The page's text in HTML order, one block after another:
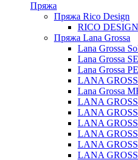
Пряжа
Пряжа Rico Design
RICO
Пряжа Lana Grossa
Lana Grossa
Lana Grossa
Lana Grossa
LANA
Lana Grossa
LANA
LANA
LANA
LANA
LANA
LANA